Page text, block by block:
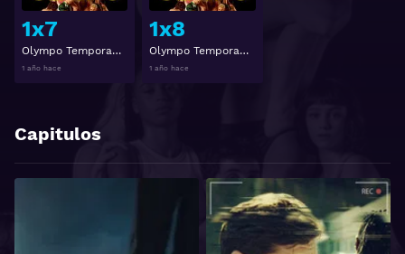
1x7
Olympo Temporada 1 Capitulo 7
1 año hace
1x8
Olympo Temporada 1 Capitulo 8
1 año hace
Capitulos